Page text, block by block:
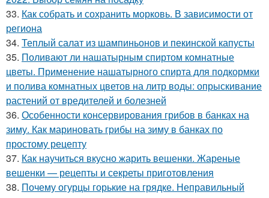
33. Как собрать и сохранить морковь. В зависимости от
региона
34. Теплый салат из шампиньонов и пекинской капусты
35. Поливают ли нашатырным спиртом комнатные
цветы. Применение нашатырного спирта для подкормки
и полива комнатных цветов на литр воды: опрыскивание
растений от вредителей и болезней
36. Особенности консервирования грибов в банках на
зиму. Как мариновать грибы на зиму в банках по
простому рецепту
37. Как научиться вкусно жарить вешенки. Жареные
вешенки — рецепты и секреты приготовления
38. Почему огурцы горькие на грядке. Неправильный